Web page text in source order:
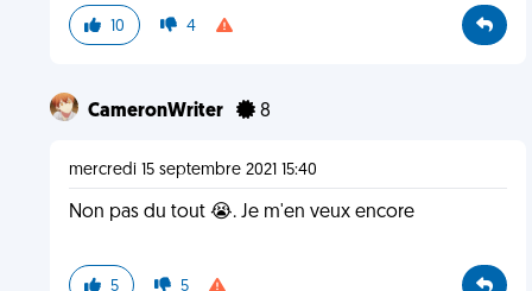
10 4
CameronWriter 8
mercredi 15 septembre 2021 15:40
Non pas du tout 😭. Je m'en veux encore
5 5